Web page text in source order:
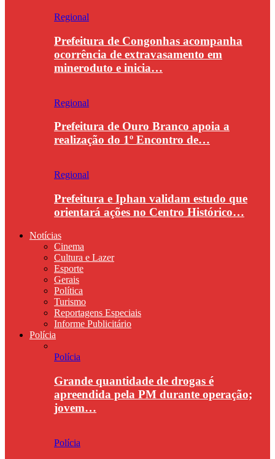
Regional
Prefeitura de Congonhas acompanha
ocorrência de extravasamento em
mineroduto e inicia…
Regional
Prefeitura de Ouro Branco apoia a
realização do 1º Encontro de…
Regional
Prefeitura e Iphan validam estudo que
orientará ações no Centro Histórico…
Notícias
Cinema
Cultura e Lazer
Esporte
Gerais
Política
Turismo
Reportagens Especiais
Informe Publicitário
Polícia
Polícia
Grande quantidade de drogas é
apreendida pela PM durante operação;
jovem…
Polícia